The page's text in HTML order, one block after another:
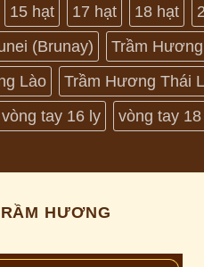
15 hạt 17 hạt 18 hạt
(Brunay)
Trầm
Lào
Trầm Hương Thái
vòng tay 16 ly vòng tay
HƯƠNG